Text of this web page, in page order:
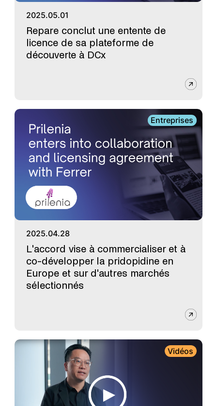
2025.05.01
Repare conclut une entente de
licence de sa plateforme de
découverte à DCx
Entreprises
2025.04.28
L'accord vise à commercialiser et à
co-développer la pridopidine en
Europe et sur d'autres marchés
sélectionnés
Vidéos